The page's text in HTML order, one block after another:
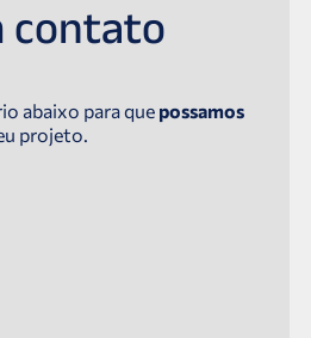
contato
abaixo para que possamos
projeto.